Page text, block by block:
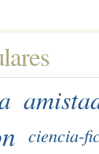
ciencia-